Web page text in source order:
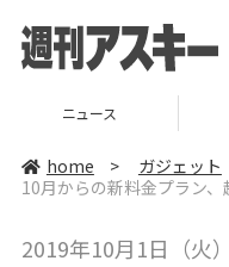
ニュース
home > ガジェット
10月からの新料金プラン、
2019年10月1日（火